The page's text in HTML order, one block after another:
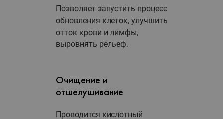
Позволяет запустить процесс
обновления клеток, улучшить
отток крови и лимфы,
выровнять рельеф.
Очищение и
отшелушивание
Проводится кислотный